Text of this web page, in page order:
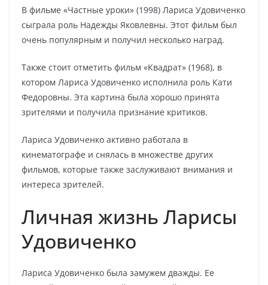
В фильме «Частные уроки» (1998) Лариса Удовиченко
сыграла роль Надежды Яковлевны. Этот фильм был
очень популярным и получил несколько наград.
Также стоит отметить фильм «Квадрат» (1968), в
котором Лариса Удовиченко исполнила роль Кати
Федоровны. Эта картина была хорошо принята
зрителями и получила признание критиков.
Лариса Удовиченко активно работала в
кинематографе и снялась в множестве других
фильмов, которые также заслуживают внимания и
интереса зрителей.
Личная жизнь Ларисы
Удовиченко
Лариса Удовиченко была замужем дважды. Ее